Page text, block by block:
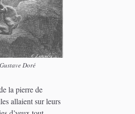
Doré
la pierre de
allaient sur leurs